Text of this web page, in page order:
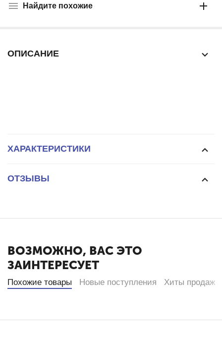
Найдите похожие
ОПИСАНИЕ
ХАРАКТЕРИСТИКИ
ОТЗЫВЫ
ВОЗМОЖНО, ВАС ЭТО
ЗАИНТЕРЕСУЕТ
Похожие товары Новые поступления Хиты продаж